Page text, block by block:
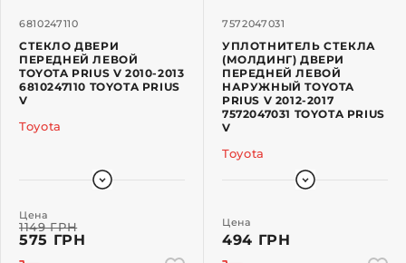
6810247110
СТЕКЛО ДВЕРИ
ПЕРЕДНЕЙ ЛЕВОЙ
TOYOTA PRIUS V 2010-2013
6810247110 TOYOTA PRIUS
V
Toyota
Цена
1149 ГРН
575 ГРН
7572047031
УПЛОТНИТЕЛЬ СТЕКЛА
(МОЛДИНГ) ДВЕРИ
ПЕРЕДНЕЙ ЛЕВОЙ
НАРУЖНЫЙ TOYOTA
PRIUS V 2012-2017
7572047031 TOYOTA PRIUS
V
Toyota
Цена
494 ГРН